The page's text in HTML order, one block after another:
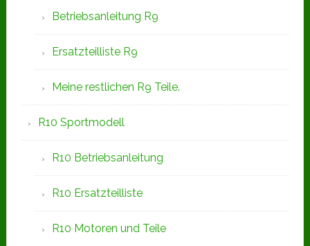
Betriebsanleitung R9
Ersatzteilliste R9
Meine restlichen R9 Teile.
R10 Sportmodell
R10 Betriebsanleitung
R10 Ersatzteilliste
R10 Motoren und Teile